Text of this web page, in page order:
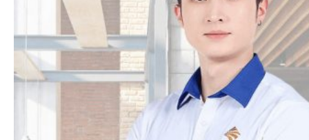
Với công nghệ in
đa dạng & Hiện đại như: In
lụa (in lưới), In Pet, In chuyển nhiệt, In Kỹ thuật
số DTS.